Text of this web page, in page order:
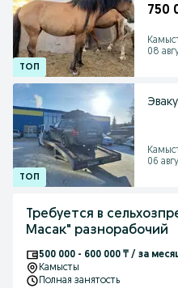
750
08
06
Требуется в
Масак" разнорабочий
500 000 - 600 000 ₸ / за
Камысты
Полная занятость